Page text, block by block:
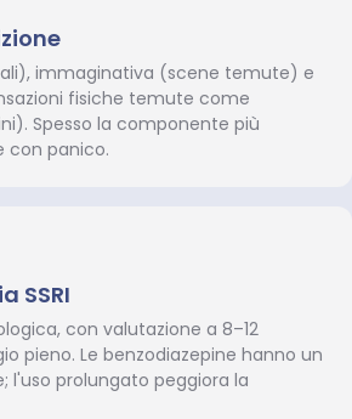
immaginativa (scene temute) e
fisiche temute come
Spesso la componente più
con panico.
SSRI
con valutazione a 8–12
pieno. Le benzodiazepine hanno un
l'uso prolungato peggiora la